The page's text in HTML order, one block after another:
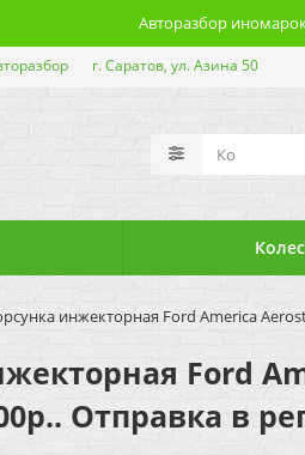
Авторазбор
г. Саратов, ул. Азина 50
инжекторная Ford America
Ford
Отправка в